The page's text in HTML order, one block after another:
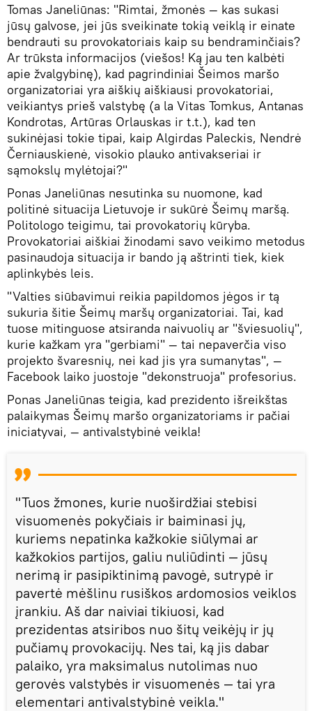
Tomas Janeliūnas: "Rimtai, žmonės — kas sukasi
jūsų galvose, jei jūs sveikinate tokią veiklą ir einate
bendrauti su provokatoriais kaip su bendraminčiais?
Ar trūksta informacijos (viešos! Ką jau ten kalbėti
apie žvalgybinę), kad pagrindiniai Šeimos maršo
organizatoriai yra aiškių aiškiausi provokatoriai,
veikiantys prieš valstybę (a la Vitas Tomkus, Antanas
Kondrotas, Artūras Orlauskas ir t.t.), kad ten
sukinėjasi tokie tipai, kaip Algirdas Paleckis, Nendrė
Černiauskienė, visokio plauko antivakseriai ir
sąmokslų mylėtojai?"
Ponas Janeliūnas nesutinka su nuomone, kad
politinė situacija Lietuvoje ir sukūrė Šeimų maršą.
Politologo teigimu, tai provokatorių kūryba.
Provokatoriai aiškiai žinodami savo veikimo metodus
pasinaudoja situacija ir bando ją aštrinti tiek, kiek
aplinkybės leis.
"Valties siūbavimui reikia papildomos jėgos ir tą
sukuria šitie Šeimų maršų organizatoriai. Tai, kad
tuose mitinguose atsiranda naivuolių ar "šviesuolių",
kurie kažkam yra "gerbiami" — tai nepaverčia viso
projekto švaresnių, nei kad jis yra sumanytas", —
Facebook laiko juostoje "dekonstruoja" profesorius.
Ponas Janeliūnas teigia, kad prezidento išreikštas
palaikymas Šeimų maršo organizatoriams ir pačiai
iniciatyvai, — antivalstybinė veikla!
"Tuos žmones, kurie nuoširdžiai stebisi
visuomenės pokyčiais ir baiminasi jų,
kuriems nepatinka kažkokie siūlymai ar
kažkokios partijos, galiu nuliūdinti — jūsų
nerimą ir pasipiktinimą pavogė, sutrypė ir
pavertė mėšlinu rusiškos ardomosios veiklos
įrankiu. Aš dar naiviai tikiuosi, kad
prezidentas atsiribos nuo šitų veikėjų ir jų
pučiamų provokacijų. Nes tai, ką jis dabar
palaiko, yra maksimalus nutolimas nuo
gerovės valstybės ir visuomenės — tai yra
elementari antivalstybinė veikla."